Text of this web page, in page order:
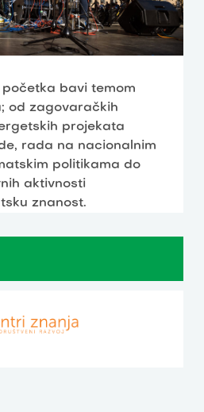
bavi temom
od zagovaračkih
projekata
rada na nacionalnim
politikama do
aktivnosti
znanost.